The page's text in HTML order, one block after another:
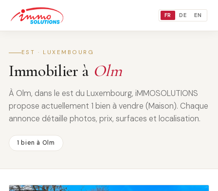
FR DE EN
EST · LUXEMBOURG
Immobilier à Olm
À Olm, dans le est du Luxembourg, iMMOSOLUTIONS
propose actuellement 1 bien à vendre (Maison). Chaque
annonce détaille photos, prix, surfaces et localisation.
1 bien à Olm